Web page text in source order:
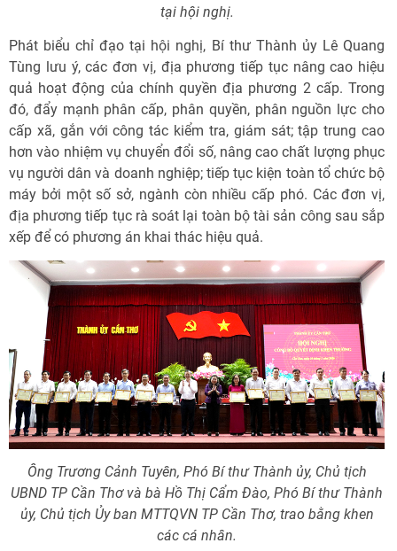
tại hội nghị.
Phát biểu chỉ đạo tại hội nghị, Bí thư Thành ủy Lê Quang
Tùng lưu ý, các đơn vị, địa phương tiếp tục nâng cao hiệu
quả hoạt động của chính quyền địa phương 2 cấp. Trong
đó, đẩy mạnh phân cấp, phân quyền, phân nguồn lực cho
cấp xã, gắn với công tác kiểm tra, giám sát; tập trung cao
hơn vào nhiệm vụ chuyển đổi số, nâng cao chất lượng phục
vụ người dân và doanh nghiệp; tiếp tục kiện toàn tổ chức bộ
máy bởi một số sở, ngành còn nhiều cấp phó. Các đơn vị,
địa phương tiếp tục rà soát lại toàn bộ tài sản công sau sắp
xếp để có phương án khai thác hiệu quả.
Ông Trương Cảnh Tuyên, Phó Bí thư Thành ủy, Chủ tịch
UBND TP Cần Thơ và bà Hồ Thị Cẩm Đào, Phó Bí thư Thành
ủy, Chủ tịch Ủy ban MTTQVN TP Cần Thơ, trao bằng khen
các cá nhân.